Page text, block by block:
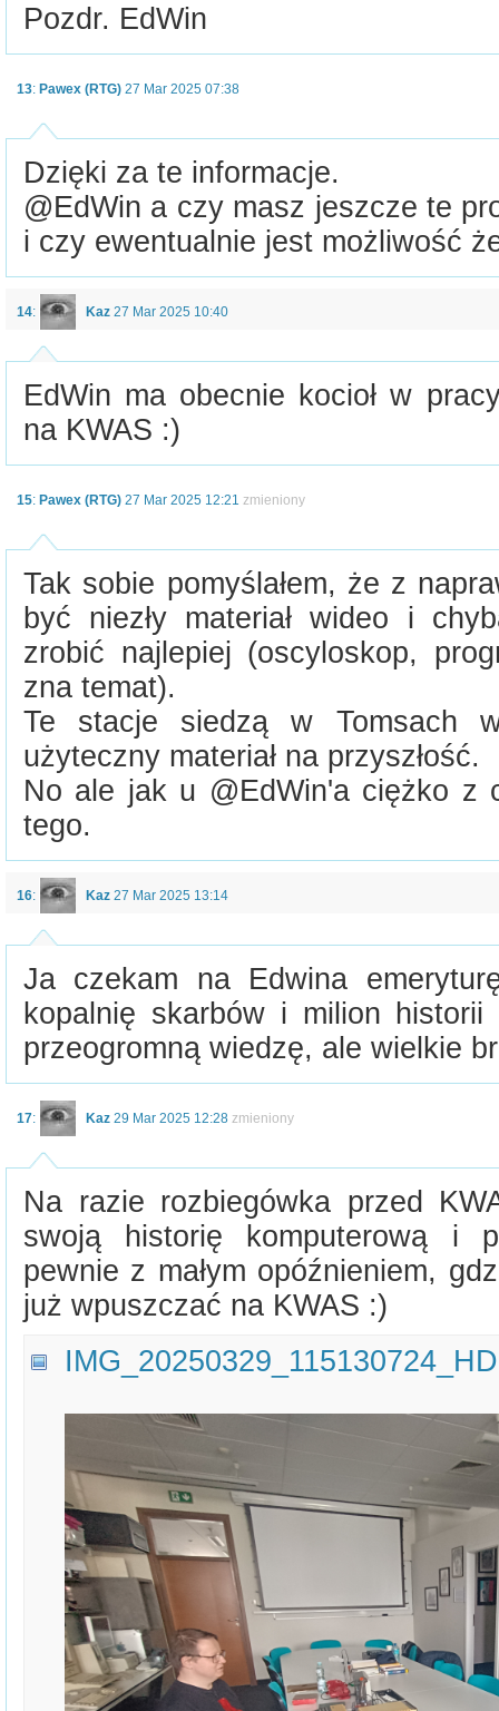
Pozdr. EdWin
13: Pawex (RTG) 27 Mar 2025 07:38
Dzięki za te informacje.
@EdWin a czy masz jeszcze te
i czy ewentualnie jest możliwość
14: Kaz 27 Mar 2025 10:40
EdWin ma obecnie kocioł w
na KWAS :)
15: Pawex (RTG) 27 Mar 2025 12:21 zmieniony
Tak sobie pomyślałem, że z
być niezły materiał wideo i
zrobić najlepiej (oscyloskop,
zna temat).
Te stacje siedzą w Tomsach
użyteczny materiał na przyszłość.
No ale jak u @EdWin'a ciężko z
tego.
16: Kaz 27 Mar 2025 13:14
Ja czekam na Edwina
kopalnię skarbów i milion
przeogromną wiedzę, ale wielkie
17: Kaz 29 Mar 2025 12:28 zmieniony
Na razie rozbiegówka przed
swoją historię komputerową i
pewnie z małym opóźnieniem,
już wpuszczać na KWAS :)